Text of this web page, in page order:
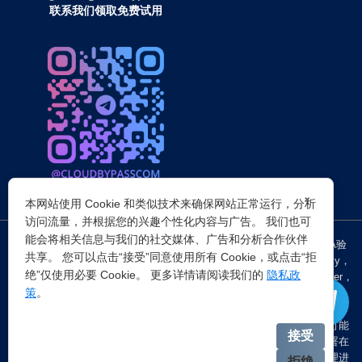
联系我们领取免费试用
突破所有反Anti-bot机器人检查，轻松绕过cloudflare验证、CAPTCHA验
证，WAF，CC防护和Cloudflare爬虫验证，并提供了HTTP API和Proxy，
包括接口地址、请求参数、返回处理；以及 Cloudflare反爬虫设置Referer，
，在中国大陆IP环境下直连时可能
会出现不稳定的情况，但您可以通过以下两种方式解决：一是将其部署在
香港等境外服务器上使用；二是在本地电脑端开启TUN模式的全局代理进
×
本网站使用 Cookie 和类似技术来确保网站正常运行，分析
访问流量，并根据您的兴趣个性化内容与广告。 我们也可
能会将相关信息与我们的社交媒体、广告和分析合作伙伴
共享。 您可以点击“接受”同意使用所有 Cookie，或点击“拒
绝”仅使用必要 Cookie。 更多详情请阅读我们的 隐私政
策。
接受